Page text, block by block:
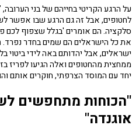
על הרגע הקריטי בחייהם של בני
לחטופים, אבל זה גם הרגע שבו אפשר
סלקציה. הם אומרים 'בגלל שצפוף לכם
את כל הישראלים הם שמים בחדר נפרד.
ישראלים, אבל יהדותם באה לידי ביטוי
ממחצית מהחטופים ואלה הגיעו לפריז
יחד עם המוסד הצרפתי, חוקרים אותם
"הכוחות מתחפשים
אוגנדה"